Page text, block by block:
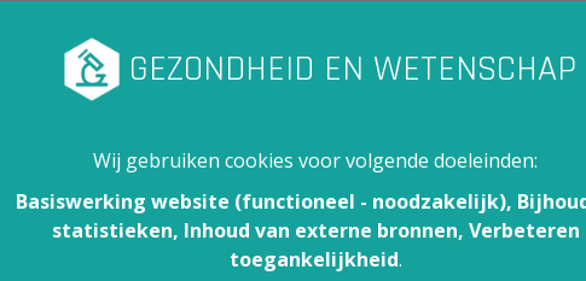
een zenuwletsel na een operatie of beademing (intubatie).
aantasting van de spieren van je strottenhoofd
neurologische aandoening,zoals deziekte van
Functionele oorzaken
We spreken van een functionele oorzaak wanneer je je stem:
Wij gebruiken cookies voor volgende doeleinden:
Basiswerking website (functioneel - noodzakelijk),
statistieken, Inhoud van externe bronnen, Verbeteren
toegankelijkheid.